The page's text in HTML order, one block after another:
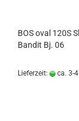
BOS oval 120S
Bandit Bj. 06
Lieferzeit: ca. 3-